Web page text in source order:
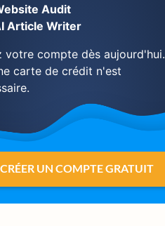
Audit
Article Writer
votre compte dès aujourd'hui.
carte de crédit n'est
CRÉER UN COMPTE GRATUIT